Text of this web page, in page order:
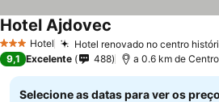
3 EstrelasHotel Hotel renovado no centro
Hotel Ajdovec
9,1 Excelente 488 a 0.6 km de
Selecione as datas para ver os